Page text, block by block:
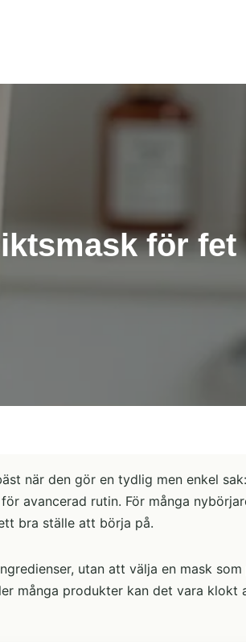
för fet
när den gör en tydlig men enkel
avancerad rutin. För många
bra ställe att börja på.
utan att välja en mask
många produkter kan det vara